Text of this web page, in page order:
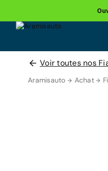
Voir toutes nos
Aramisauto Achat